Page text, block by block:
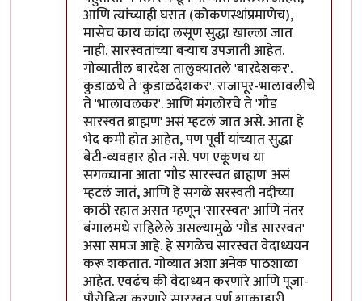
आणि त्यांच्याही घरात (कोकणस्थांप्रमाणेच),
मासेच काय कांदा लसूण सुद्धा खाल्ला जात
नाही. सारस्वतांच्या बर्‍याच उपजाती आहेत.
गोव्यातील बारदेश तालुक्यातले 'बारदेशकर'.
कुडाळचे ते 'कुडाळदेशकर'. राजापूर-भालावलीचे
ते 'भालावलकर'. आणि मंगलोरचे ते 'गौड
सारस्वत ब्राह्मण' असं म्हटलं जात असे. आता हे
भेद कमी होत आहेत, पण पूर्वी यांच्यात सुद्धा
बेटी-व्यवहार होत नसे. पण एकूणच या
सगळ्याना आता 'गौड सारस्वत ब्राह्मण' असं
म्हटलं जातं, आणि हे सगळे सरस्वती नदीच्या
काठी रहात असत म्हणून 'सारस्वत' आणि नंतर
बंगालमधे राहिलेले असल्यामुळे 'गौड सारस्वत'
असा समज आहे. हे सगळेच सारस्वत वेदाध्ययन
करू शकतात. गोव्यात अशा अनेक पाठशाळा
आहेत. एवढंच की वेदाध्यन करणारे आणि पूजा-